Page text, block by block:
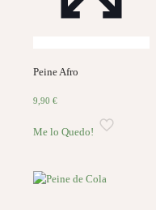
Peine Afro
9,90 €
Me lo Quedo!